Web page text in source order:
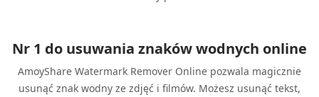
Nr 1 do usuwania znaków wodnych online
AmoyShare Watermark Remover Online pozwala magicznie
usunąć znak wodny ze zdjęć i filmów. Możesz usunąć tekst,